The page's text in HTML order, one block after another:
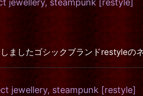
jewellery, steampunk [restyle]
ましたゴシックブランドrestyle
jewellery, steampunk [restyle]